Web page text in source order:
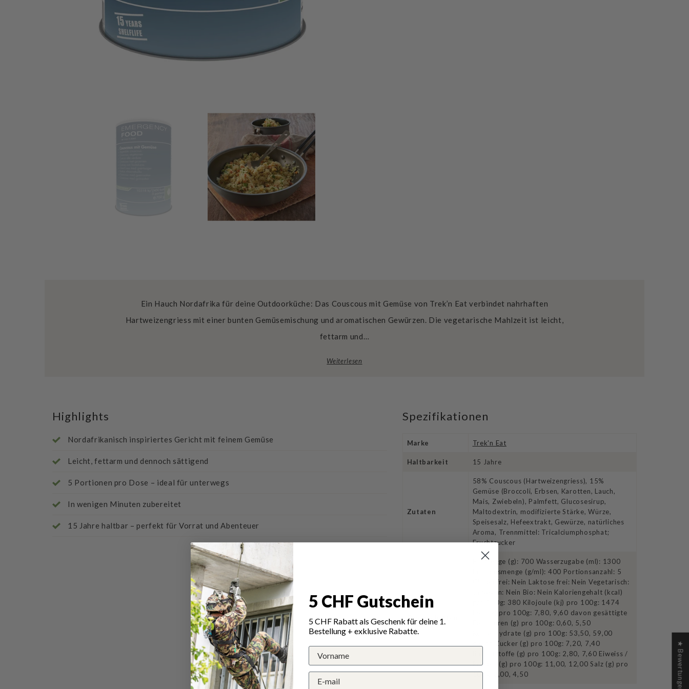
Ein Hauch Nordafrika für deine Outdoorküche: Das Couscous mit Gemüse von Trek’n Eat verbindet nahrhaften
Hartweizengriess mit einer bunten Gemüsemischung und aromatischen Gewürzen. Die vegetarische Mahlzeit ist leicht,
fettarm und…
Weiterlesen
Highlights
Nordafrikanisch inspiriertes Gericht mit feinem Gemüse
Leicht, fettarm und dennoch sättigend
5 Portionen pro Dose – ideal für unterwegs
In wenigen Minuten zubereitet
15 Jahre haltbar – perfekt für Vorrat und Abenteuer
Spezifikationen
Marke Trek'n Eat
Haltbarkeit 15 Jahre
Zutaten
58% Couscous (Hartweizengriess), 15%
Gemüse (Broccoli, Erbsen, Karotten, Lauch,
Mais, Zwiebeln), Palmfett, Glucosesirup,
Maltodextrin, modifizierte Stärke, Würze,
Speisesalz, Hefeextrakt, Gewürze, natürliches
Aroma, Trennmittel: Tricalciumphosphat;
Fruchtzucker
Eigenschaften
Füllmenge (g): 700 Wasserzugabe (ml): 1300
Portionsmenge (g/ml): 400 Portionsanzahl: 5
Gluten frei: Nein Laktose frei: Nein Vegetarisch:
Ja Vegan: Nein Bio: Nein Kaloriengehalt (kcal)
pro 100g: 380 Kilojoule (kj) pro 100g: 1474
Fett (g) pro 100g: 7,80, 9,60 davon gesättigte
Fettsäuren (g) pro 100g: 0,60, 5,50
Kohlenhydrate (g) pro 100g: 53,50, 59,00
davon Zucker (g) pro 100g: 7,20, 7,40
Ballaststoffe (g) pro 100g: 2,80, 7,60 Eiweiss /
Protein (g) pro 100g: 11,00, 12,00 Salz (g) pro
100g: 3,00, 4,50
★ Bewertungen
5 CHF Gutschein
5 CHF Rabatt als Geschenk für deine 1.
Bestellung + exklusive Rabatte.